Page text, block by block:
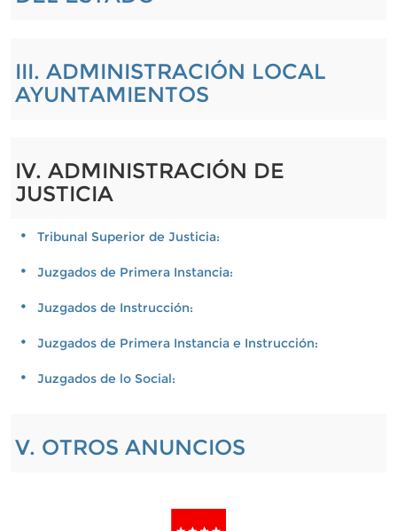
III. ADMINISTRACIÓN LOCAL
AYUNTAMIENTOS
IV. ADMINISTRACIÓN DE
JUSTICIA
Tribunal Superior de Justicia:
Juzgados de Primera Instancia:
Juzgados de Instrucción:
Juzgados de Primera Instancia e Instrucción:
Juzgados de lo Social:
V. OTROS ANUNCIOS